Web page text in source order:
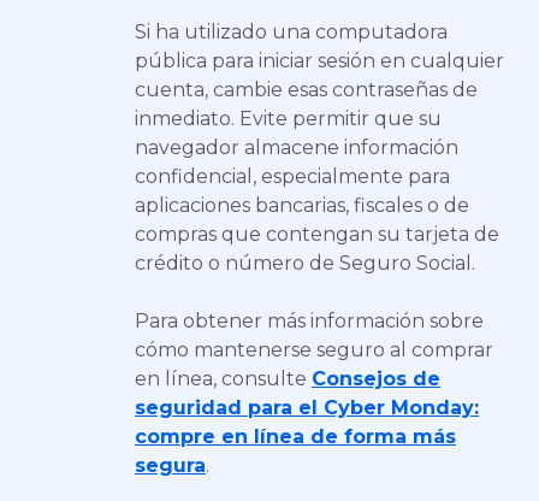
Si ha utilizado una computadora
pública para iniciar sesión en cualquier
cuenta, cambie esas contraseñas de
inmediato. Evite permitir que su
navegador almacene información
confidencial, especialmente para
aplicaciones bancarias, fiscales o de
compras que contengan su tarjeta de
crédito o número de Seguro Social.
Para obtener más información sobre
cómo mantenerse seguro al comprar
en línea, consulte Consejos de
seguridad para el Cyber Monday:
compre en línea de forma más
segura.